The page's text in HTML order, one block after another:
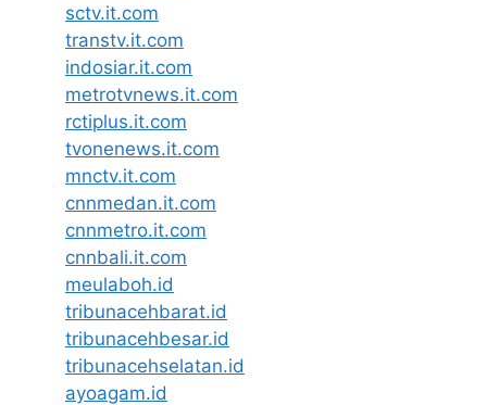
sctv.it.com
transtv.it.com
indosiar.it.com
metrotvnews.it.com
rctiplus.it.com
tvonenews.it.com
mnctv.it.com
cnnmedan.it.com
cnnmetro.it.com
cnnbali.it.com
meulaboh.id
tribunacehbarat.id
tribunacehbesar.id
tribunacehselatan.id
ayoagam.id